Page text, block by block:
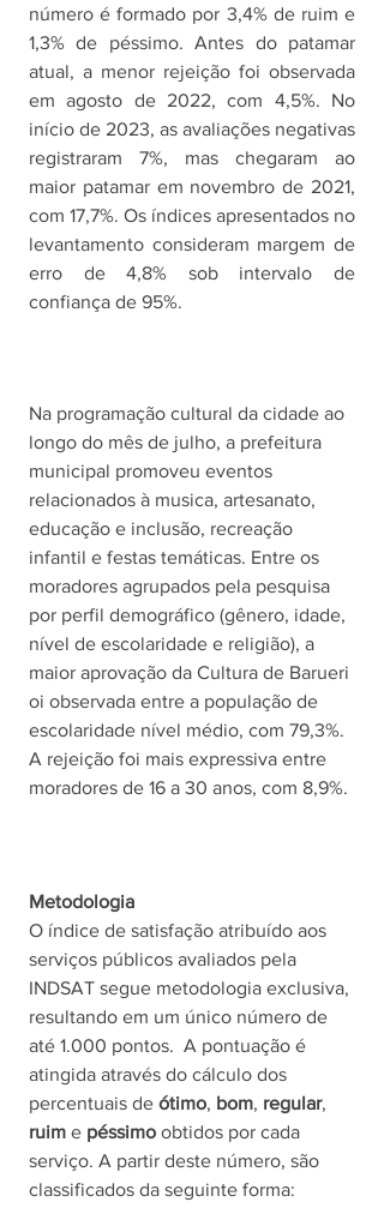
número é formado por 3,4% de ruim e
1,3% de péssimo. Antes do patamar
atual, a menor rejeição foi observada
em agosto de 2022, com 4,5%. No
início de 2023, as avaliações negativas
registraram 7%, mas chegaram ao
maior patamar em novembro de 2021,
com 17,7%. Os índices apresentados no
levantamento consideram margem de
erro de 4,8% sob intervalo de
confiança de 95%.
Na programação cultural da cidade ao
longo do mês de julho, a prefeitura
municipal promoveu eventos
relacionados à musica, artesanato,
educação e inclusão, recreação
infantil e festas temáticas. Entre os
moradores agrupados pela pesquisa
por perfil demográfico (gênero, idade,
nível de escolaridade e religião), a
maior aprovação da Cultura de Barueri
oi observada entre a população de
escolaridade nível médio, com 79,3%.
A rejeição foi mais expressiva entre
moradores de 16 a 30 anos, com 8,9%.
Metodologia
O índice de satisfação atribuído aos
serviços públicos avaliados pela
INDSAT segue metodologia exclusiva,
resultando em um único número de
até 1.000 pontos.  A pontuação é
atingida através do cálculo dos
percentuais de ótimo, bom, regular,
ruim e péssimo obtidos por cada
serviço. A partir deste número, são
classificados da seguinte forma: